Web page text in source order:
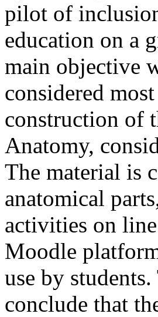
pilot of
education on a
main objective
considered
construction of
Anatomy,
The material is
anatomical
activities on
Moodle
use by
conclude that